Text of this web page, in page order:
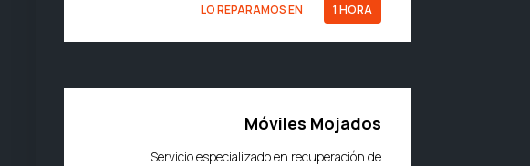
LO REPARAMOS EN 1 HORA
Móviles Mojados
Servicio especializado en recuperación de